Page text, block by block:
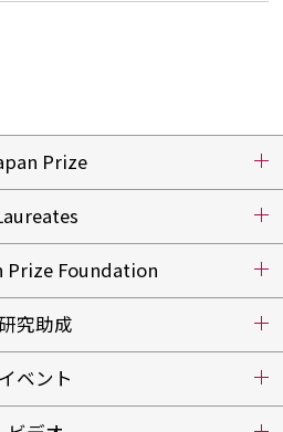
Prize
Prize Foundation
究助成
イベント